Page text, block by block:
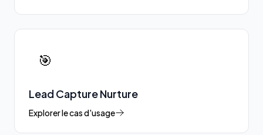
🎯
Lead Capture Nurture
Explorer le cas d'usage